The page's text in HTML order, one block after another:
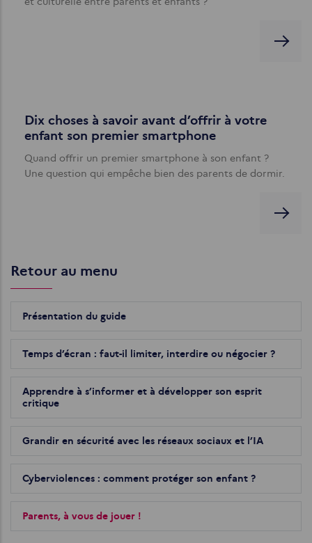
Dix choses à savoir avant d’offrir à votre
enfant son premier smartphone
Quand offrir un premier smartphone à son enfant ?
Une question qui empêche bien des parents de dormir.
Retour au menu
Présentation du guide
Temps d’écran : faut-il limiter, interdire ou négocier ?
Apprendre à s’informer et à développer son esprit
critique
Grandir en sécurité avec les réseaux sociaux et l’IA
Cyberviolences : comment protéger son enfant ?
Parents, à vous de jouer !